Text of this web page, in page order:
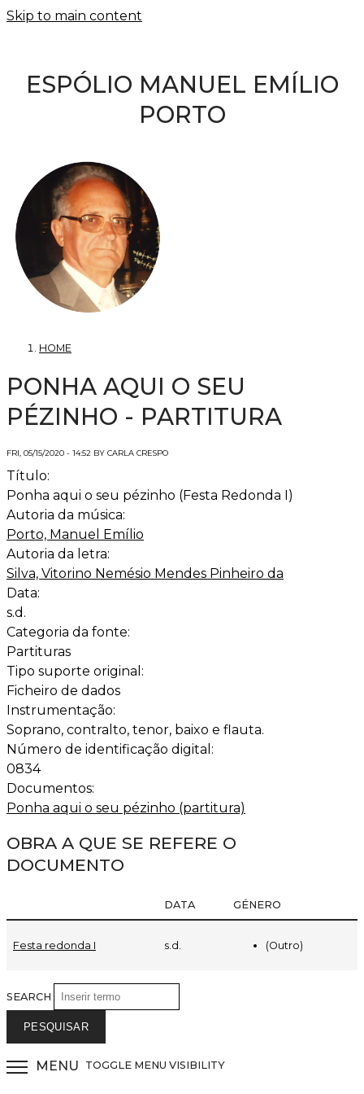
Skip to main content
ESPÓLIO MANUEL EMÍLIO
PORTO
HOME
PONHA AQUI O SEU
PÉZINHO - PARTITURA
FRI, 05/15/2020 - 14:52 BY CARLA CRESPO
Título:
Ponha aqui o seu pézinho (Festa Redonda I)
Autoria da música:
Porto, Manuel Emílio
Autoria da letra:
Silva, Vitorino Nemésio Mendes Pinheiro da
Data:
s.d.
Categoria da fonte:
Partituras
Tipo suporte original:
Ficheiro de dados
Instrumentação:
Soprano, contralto, tenor, baixo e flauta.
Número de identificação digital:
0834
Documentos:
Ponha aqui o seu pézinho (partitura)
OBRA A QUE SE REFERE O
DOCUMENTO
DATA GÉNERO
Festa redonda I s.d. (Outro)
SEARCH
MENU TOGGLE MENU VISIBILITY